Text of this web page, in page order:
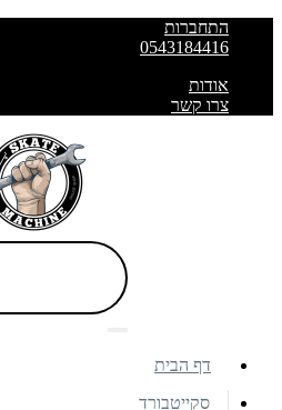
התחברות
0543184416
אודות
צרו קשר
דף הבית
סקייטבורד